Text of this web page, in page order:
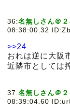
36:名無しさん＠
08:38:00.32
>>24
おれは逆に大阪
近隣市としては
37:名無しさん＠
08:39:04.60